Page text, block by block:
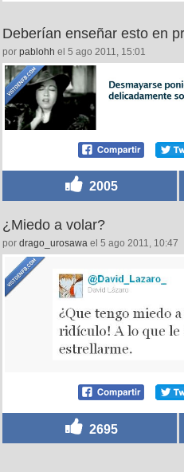
Deberían enseñar esto en
por pablohh el 5 ago 2011, 15:01
2005
¿Miedo a volar?
por drago_urosawa el 5 ago 2011, 10:47
2695